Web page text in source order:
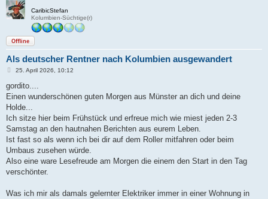
CaribicStefan
Kolumbien-Süchtige(r)
Offline
Als deutscher Rentner nach Kolumbien ausgewandert
B
i
r
a
25. April 2026, 10:12
gordito....
Einen wunderschönen guten Morgen aus Münster an dich und deine
Holde...
Ich sitze hier beim Frühstück und erfreue mich wie miest jeden 2-3
Samstag an den hautnahen Berichten aus eurem Leben.
Ist fast so als wenn ich bei dir auf dem Roller mitfahren oder beim
Umbaus zusehen würde.
Also eine ware Lesefreude am Morgen die einem den Start in den Tag
verschönter.
Was ich mir als damals gelernter Elektriker immer in einer Wohnung in